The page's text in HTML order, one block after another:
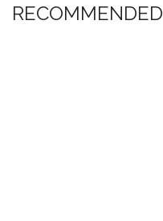
RECOMMENDED